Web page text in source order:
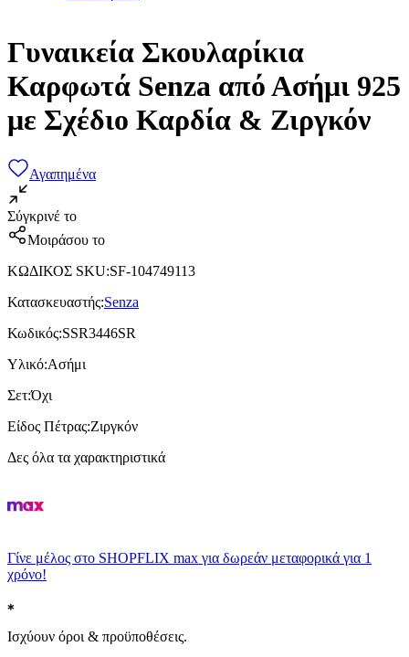
Γυναικεία Σκουλαρίκια
Καρφωτά Senza από Ασήμι 925
με Σχέδιο Καρδία & Ζιργκόν
Αγαπημένα
Σύγκρινέ το
Μοιράσου το
ΚΩΔΙΚΟΣ SKU:SF-104749113
Κατασκευαστής:Senza
Κωδικός:SSR3446SR
Υλικό:Ασήμι
Σετ:Όχι
Είδος Πέτρας:Ζιργκόν
Δες όλα τα χαρακτηριστικά
Γίνε μέλος στο SHOPFLIX max για δωρεάν μεταφορικά για 1
χρόνο!
Ισχύουν όροι & προϋποθέσεις.